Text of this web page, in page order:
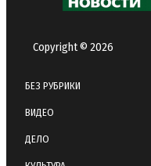
Copyright © 2026
БЕЗ РУБРИКИ
ВИДЕО
ДЕЛО